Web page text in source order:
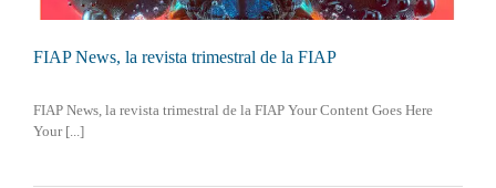
FIAP News, la revista trimestral de la FIAP
FIAP News, la revista trimestral de la FIAP Your Content Goes Here
Your [...]